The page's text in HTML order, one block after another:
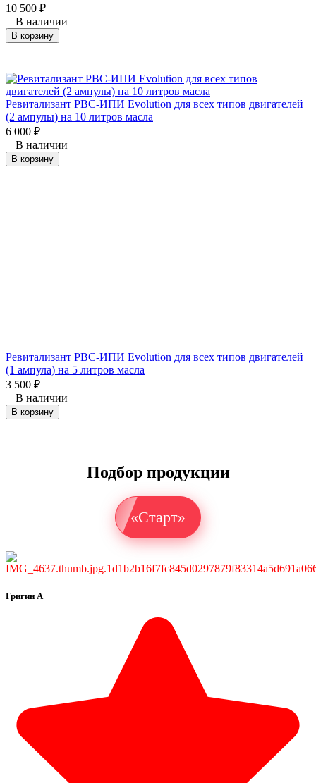
10 500 ₽
В наличии
В корзину
Ревитализант РВС-ИПИ Evolution для всех типов двигателей
(2 ампулы) на 10 литров масла
6 000 ₽
В наличии
В корзину
Ревитализант РВС-ИПИ Evolution для всех типов двигателей
(1 ампула) на 5 литров масла
3 500 ₽
В наличии
В корзину
Подбор продукции
«Старт»
Григин А